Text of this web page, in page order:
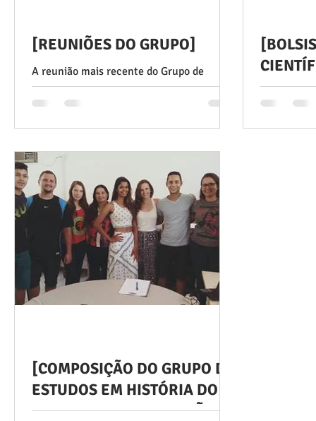
[REUNIÕES DO GRUPO]
A reunião mais recente do Grupo de
Estudos em História do Esporte e da
Educação Física do Laboratório de Estudo,
BIC/
para
[COMPOSIÇÃO DO GRUPO DE
ESTUDOS EM HISTÓRIA DO
ESPORTE E DA EDUCAÇÃO